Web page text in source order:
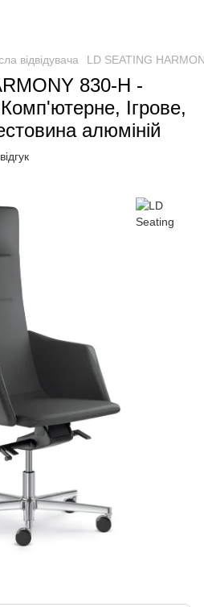
відвідувача LD SEATING
830-H -
Ігрове,
алюміній